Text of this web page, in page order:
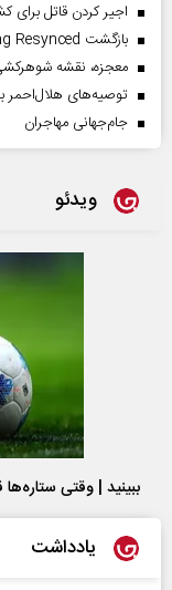
اجیر کردن قاتل
بازگشت Black Flag Resynced خبری جذاب برای دوستداران بازی
معجزه، نقشه
توصیه‌های هلال‌احمر
جام‌جهانی مهاجران
ویدئو
ببینید | وقتی
یادداشت